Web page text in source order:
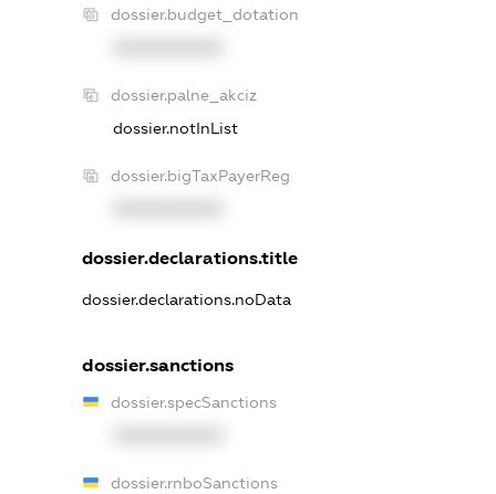
dossier.budget_dotation
dossier.palne_akciz
dossier.notInList
dossier.bigTaxPayerReg
dossier.declarations.title
dossier.declarations.noData
dossier.sanctions
dossier.specSanctions
dossier.rnboSanctions